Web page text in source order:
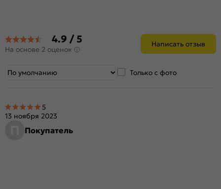
4.9 / 5
На основе 2 оценок
Написать отзыв
Только с фото
Покупатель
13 ноября 2023
5